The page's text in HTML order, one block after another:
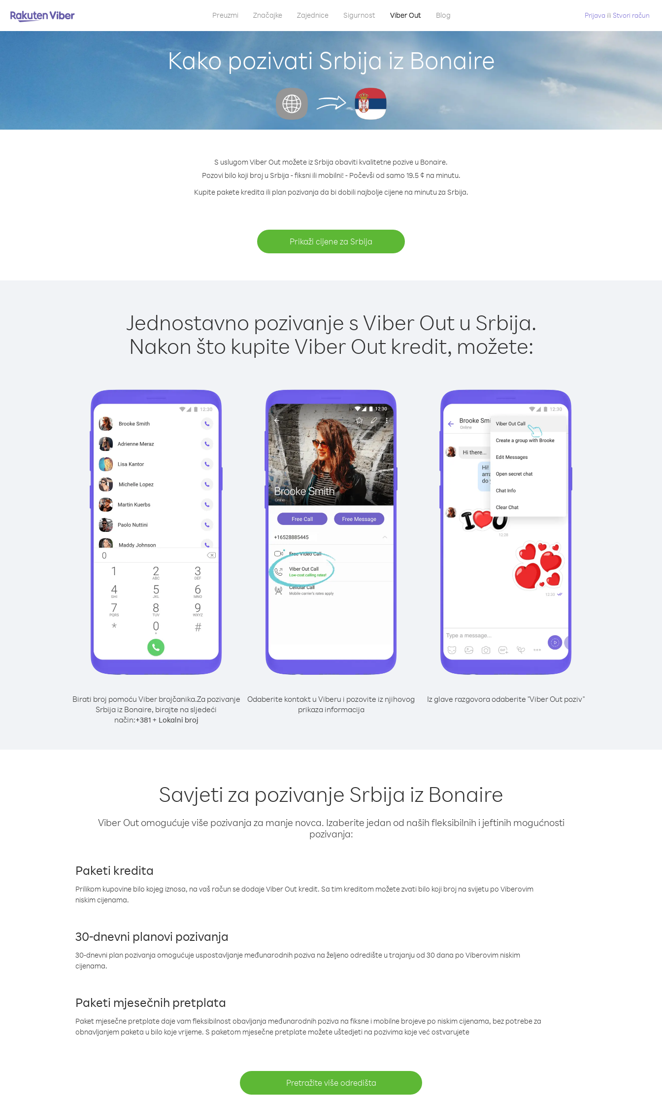
Preuzmi Značajke Zajednice Sigurnost Viber Out Blog Prijava ili Stvori račun
Kako pozivati Srbija iz Bonaire
S uslugom Viber Out možete iz Srbija obaviti kvalitetne pozive u Bonaire.
Pozovi bilo koji broj u Srbija - fiksni ili mobilni! - Počevši od samo 19.5 ¢ na minutu.
Kupite pakete kredita ili plan pozivanja da bi dobili najbolje cijene na minutu za Srbija.
Prikaži cijene za Srbija
Jednostavno pozivanje s Viber Out u Srbija.
Nakon što kupite Viber Out kredit, možete:
Birati broj pomoću Viber brojčanika.Za pozivanje
Srbija iz Bonaire, birajte na sljedeći
način:+381+ Lokalni broj
Odaberite kontakt u Viberu i pozovite iz njihovog
prikaza informacija
Iz glave razgovora odaberite "Viber Out poziv"
Savjeti za pozivanje Srbija iz Bonaire
Viber Out omogućuje više pozivanja za manje novca. Izaberite jedan od naših fleksibilnih i jeftinih mogućnosti
pozivanja:
Paketi kredita
Prilikom kupovine bilo kojeg iznosa, na vaš račun se dodaje Viber Out kredit. Sa tim kreditom možete zvati bilo koji broj na svijetu po Viberovim
niskim cijenama.
30-dnevni planovi pozivanja
30-dnevni plan pozivanja omogućuje uspostavljanje međunarodnih poziva na željeno odredište u trajanju od 30 dana po Viberovim niskim
cijenama.
Paketi mjesečnih pretplata
Paket mjesečne pretplate daje vam fleksibilnost obavljanja međunarodnih poziva na fiksne i mobilne brojeve po niskim cijenama, bez potrebe za
obnavljanjem paketa u bilo koje vrijeme. S paketom mjesečne pretplate možete uštedjeti na pozivima koje već ostvarujete
Pretražite više odredišta